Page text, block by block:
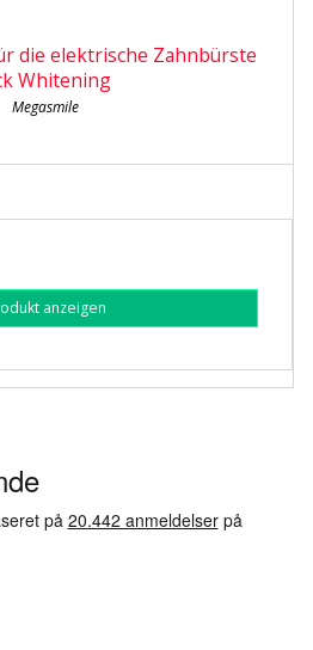
die elektrische Zahnbürste
Whitening
Megasmile
anzeigen